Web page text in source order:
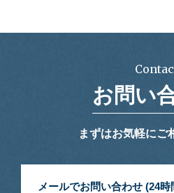
お問い
まずはお気軽にご
メールでお問い合わせ (24時